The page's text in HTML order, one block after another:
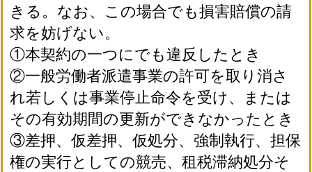
きる。なお、この場合でも損害賠償の請
求を妨げない。
①本契約の一つにでも違反したとき
②一般労働者派遣事業の許可を取り消さ
れ若しくは事業停止命令を受け、または
その有効期間の更新ができなかったとき
③差押、仮差押、仮処分、強制執行、担保
権の実行としての競売、租税滞納処分そ